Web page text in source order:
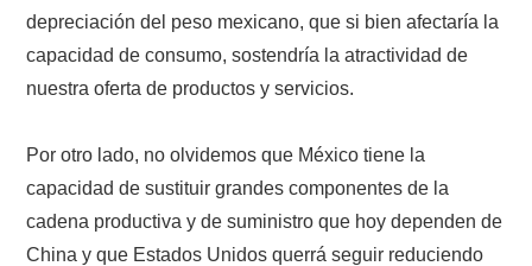
depreciación del peso mexicano, que si bien afectaría la
capacidad de consumo, sostendría la atractividad de
nuestra oferta de productos y servicios.
Por otro lado, no olvidemos que México tiene la
capacidad de sustituir grandes componentes de la
cadena productiva y de suministro que hoy dependen de
China y que Estados Unidos querrá seguir reduciendo